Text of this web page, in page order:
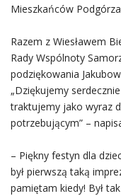
Mieszkańców
Razem z Wiesławem
Rady Wspólnoty
podziękowania
„Dziękujemy
traktujemy jako wyraz
potrzebującym” –
– Piękny festyn dla
był pierwszą taką
pamiętam kiedy! Był